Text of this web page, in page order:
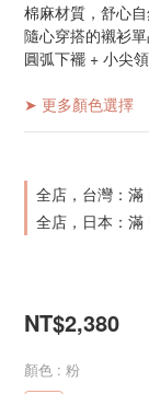
棉麻材質，舒心
隨心穿搭的襯衫
圓弧下襬 + 小尖
➤ 更多顏色選擇
全店，台灣：
全店，日本：
NT$2,380
顏色 : 粉